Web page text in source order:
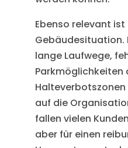
Ebenso relevant ist
Gebäudesituation.
lange Laufwege,
auf die
fallen vielen
aber für einen